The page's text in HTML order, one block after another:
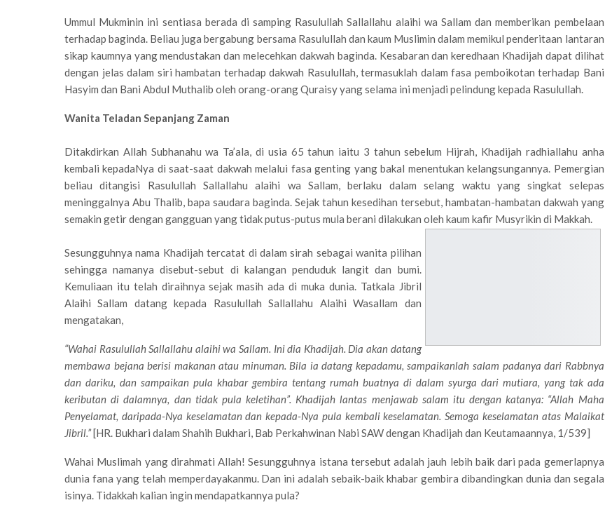
Ummul Mukminin ini sentiasa berada di samping Rasulullah Sallallahu alaihi wa Sallam dan memberikan pembelaan
terhadap baginda. Beliau juga bergabung bersama Rasulullah dan kaum Muslimin dalam memikul penderitaan lantaran
sikap kaumnya yang mendustakan dan melecehkan dakwah baginda. Kesabaran dan keredhaan Khadijah dapat dilihat
dengan jelas dalam siri hambatan terhadap dakwah Rasulullah, termasuklah dalam fasa pemboikotan terhadap Bani
Hasyim dan Bani Abdul Muthalib oleh orang-orang Quraisy yang selama ini menjadi pelindung kepada Rasulullah.
Wanita Teladan Sepanjang Zaman
Ditakdirkan Allah Subhanahu wa Ta’ala, di usia 65 tahun iaitu 3 tahun sebelum Hijrah, Khadijah radhiallahu anha
kembali kepadaNya di saat-saat dakwah melalui fasa genting yang bakal menentukan kelangsungannya. Pemergian
beliau ditangisi Rasulullah Sallallahu alaihi wa Sallam, berlaku dalam selang waktu yang singkat selepas
meninggalnya Abu Thalib, bapa saudara baginda. Sejak tahun kesedihan tersebut, hambatan-hambatan dakwah yang
semakin getir dengan gangguan yang tidak putus-putus mula berani dilakukan oleh kaum kafir Musyrikin di Makkah.
Sesungguhnya nama Khadijah tercatat di dalam sirah sebagai wanita pilihan
sehingga namanya disebut-sebut di kalangan penduduk langit dan bumi.
Kemuliaan itu telah diraihnya sejak masih ada di muka dunia. Tatkala Jibril
Alaihi Sallam datang kepada Rasulullah Sallallahu Alaihi Wasallam dan
mengatakan,
“Wahai Rasulullah Sallallahu alaihi wa Sallam. Ini dia Khadijah. Dia akan datang
membawa bejana berisi makanan atau minuman. Bila ia datang kepadamu, sampaikanlah salam padanya dari Rabbnya
dan dariku, dan sampaikan pula khabar gembira tentang rumah buatnya di dalam syurga dari mutiara, yang tak ada
keributan di dalamnya, dan tidak pula keletihan”. Khadijah lantas menjawab salam itu dengan katanya: “Allah Maha
Penyelamat, daripada-Nya keselamatan dan kepada-Nya pula kembali keselamatan. Semoga keselamatan atas Malaikat
Jibril.”[HR. Bukhari dalam Shahih Bukhari, Bab Perkahwinan Nabi SAW dengan Khadijah dan Keutamaannya, 1/539]
Wahai Muslimah yang dirahmati Allah! Sesungguhnya istana tersebut adalah jauh lebih baik dari pada gemerlapnya
dunia fana yang telah memperdayakanmu. Dan ini adalah sebaik-baik khabar gembira dibandingkan dunia dan segala
isinya. Tidakkah kalian ingin mendapatkannya pula?